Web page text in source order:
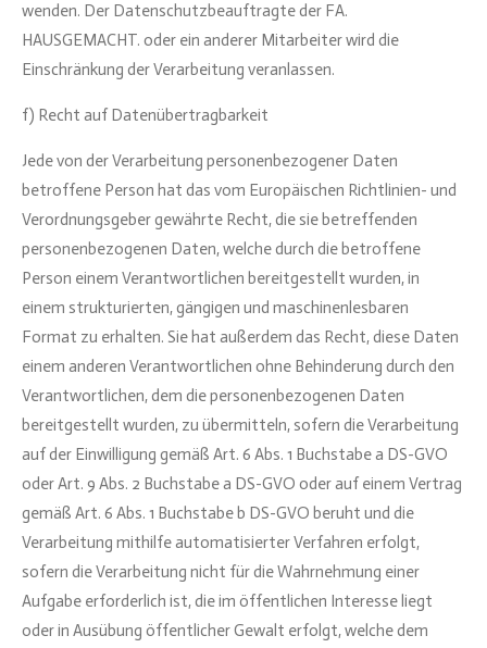
wenden. Der Datenschutzbeauftragte der FA.
HAUSGEMACHT. oder ein anderer Mitarbeiter wird die
Einschränkung der Verarbeitung veranlassen.
f) Recht auf Datenübertragbarkeit
Jede von der Verarbeitung personenbezogener Daten
betroffene Person hat das vom Europäischen Richtlinien- und
Verordnungsgeber gewährte Recht, die sie betreffenden
personenbezogenen Daten, welche durch die betroffene
Person einem Verantwortlichen bereitgestellt wurden, in
einem strukturierten, gängigen und maschinenlesbaren
Format zu erhalten. Sie hat außerdem das Recht, diese Daten
einem anderen Verantwortlichen ohne Behinderung durch den
Verantwortlichen, dem die personenbezogenen Daten
bereitgestellt wurden, zu übermitteln, sofern die Verarbeitung
auf der Einwilligung gemäß Art. 6 Abs. 1 Buchstabe a DS-GVO
oder Art. 9 Abs. 2 Buchstabe a DS-GVO oder auf einem Vertrag
gemäß Art. 6 Abs. 1 Buchstabe b DS-GVO beruht und die
Verarbeitung mithilfe automatisierter Verfahren erfolgt,
sofern die Verarbeitung nicht für die Wahrnehmung einer
Aufgabe erforderlich ist, die im öffentlichen Interesse liegt
oder in Ausübung öffentlicher Gewalt erfolgt, welche dem